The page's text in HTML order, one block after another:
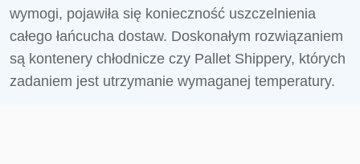
wymogi, pojawiła się konieczność uszczelnienia
całego łańcucha dostaw. Doskonałym rozwiązaniem
są kontenery chłodnicze czy Pallet Shippery, których
zadaniem jest utrzymanie wymaganej temperatury.